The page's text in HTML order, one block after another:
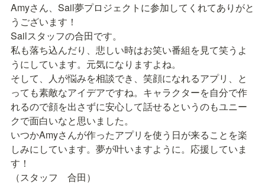
Amyさん、Sail夢プロジェクトに参加してくれてありがと
うございます！
Sailスタッフの合田です。
私も落ち込んだり、悲しい時はお笑い番組を見て笑うよ
うにしています。元気になりますよね。
そして、人が悩みを相談でき、笑顔になれるアプリ、と
っても素敵なアイデアですね。キャラクターを自分で作
れるので顔を出さずに安心して話せるというのもユニー
クで面白いなと思いました。
いつかAmyさんが作ったアプリを使う日が来ることを楽
しみにしています。夢が叶いますように。応援していま
す！
（スタッフ　合田）